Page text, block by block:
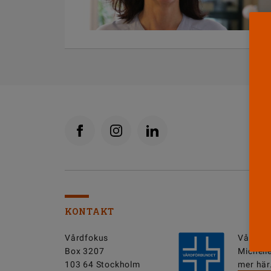
KONTAKT
Vårdfokus
Box 3207
103 64 Stockholm
mer här.